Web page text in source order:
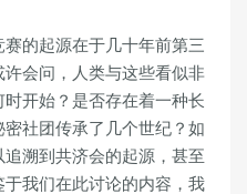
的起源在于几十年前第三
会问，人类与这些看似非
开始？是否存在着一种长
社团传承了几个世纪？如
溯到共济会的起源，甚至
我们在此讨论的内容，我